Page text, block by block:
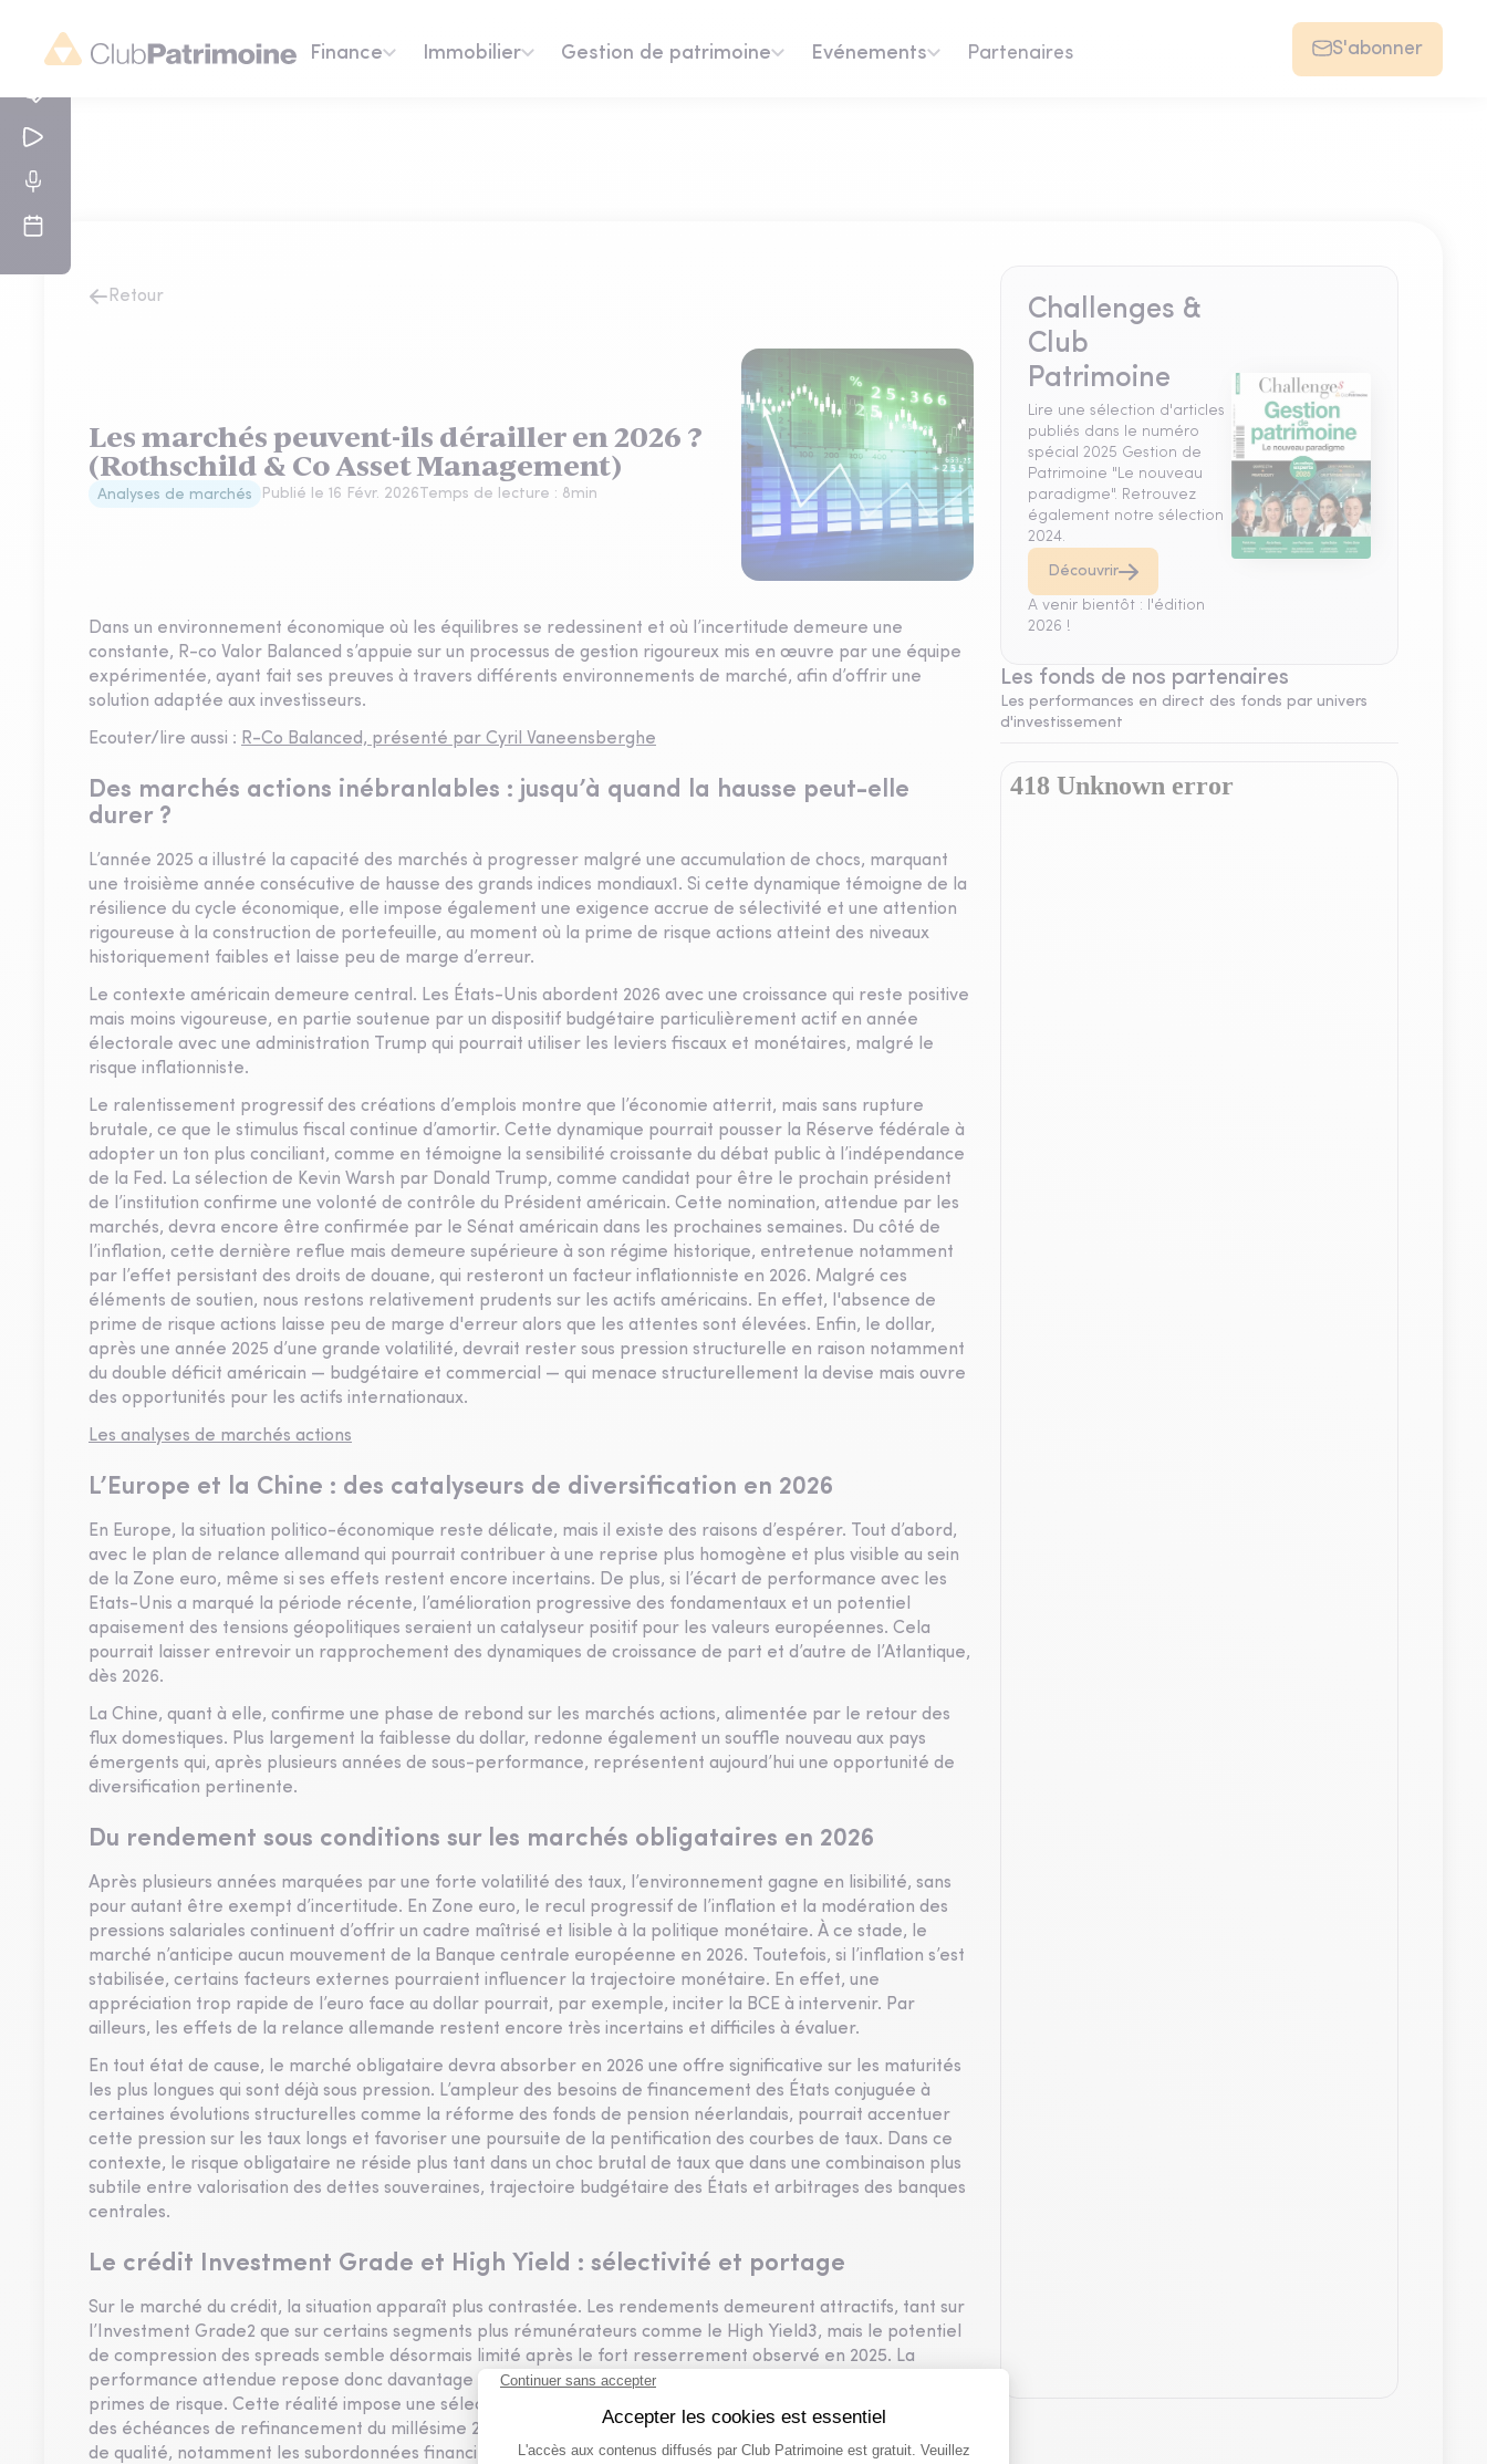
Finance Immobilier Gestion de patrimoine Evénements Partenaires S'abonner
Retour
Les marchés peuvent-ils dérailler en 2026 ?
(Rothschild & Co Asset Management)
Analyses de marchés Publié le 16 Févr. 2026Temps de lecture : 8min
Dans un environnement économique où les équilibres se redessinent et où l’incertitude demeure une
constante, R-co Valor Balanced s’appuie sur un processus de gestion rigoureux mis en œuvre par une équipe
expérimentée, ayant fait ses preuves à travers différents environnements de marché, afin d’offrir une
solution adaptée aux investisseurs.
Ecouter/lire aussi : R-Co Balanced, présenté par Cyril Vaneensberghe
Des marchés actions inébranlables : jusqu’à quand la hausse peut-elle
durer ?
L’année 2025 a illustré la capacité des marchés à progresser malgré une accumulation de chocs, marquant
une troisième année consécutive de hausse des grands indices mondiaux1. Si cette dynamique témoigne de la
résilience du cycle économique, elle impose également une exigence accrue de sélectivité et une attention
rigoureuse à la construction de portefeuille, au moment où la prime de risque actions atteint des niveaux
historiquement faibles et laisse peu de marge d’erreur.
Le contexte américain demeure central. Les États-Unis abordent 2026 avec une croissance qui reste positive
mais moins vigoureuse, en partie soutenue par un dispositif budgétaire particulièrement actif en année
électorale avec une administration Trump qui pourrait utiliser les leviers fiscaux et monétaires, malgré le
risque inflationniste.
Le ralentissement progressif des créations d’emplois montre que l’économie atterrit, mais sans rupture
brutale, ce que le stimulus fiscal continue d’amortir. Cette dynamique pourrait pousser la Réserve fédérale à
adopter un ton plus conciliant, comme en témoigne la sensibilité croissante du débat public à l’indépendance
de la Fed. La sélection de Kevin Warsh par Donald Trump, comme candidat pour être le prochain président
de l’institution confirme une volonté de contrôle du Président américain. Cette nomination, attendue par les
marchés, devra encore être confirmée par le Sénat américain dans les prochaines semaines. Du côté de
l’inflation, cette dernière reflue mais demeure supérieure à son régime historique, entretenue notamment
par l’effet persistant des droits de douane, qui resteront un facteur inflationniste en 2026. Malgré ces
éléments de soutien, nous restons relativement prudents sur les actifs américains. En effet, l'absence de
prime de risque actions laisse peu de marge d'erreur alors que les attentes sont élevées. Enfin, le dollar,
après une année 2025 d’une grande volatilité, devrait rester sous pression structurelle en raison notamment
du double déficit américain — budgétaire et commercial — qui menace structurellement la devise mais ouvre
des opportunités pour les actifs internationaux.
Les analyses de marchés actions
L’Europe et la Chine : des catalyseurs de diversification en 2026
En Europe, la situation politico-économique reste délicate, mais il existe des raisons d’espérer. Tout d’abord,
avec le plan de relance allemand qui pourrait contribuer à une reprise plus homogène et plus visible au sein
de la Zone euro, même si ses effets restent encore incertains. De plus, si l’écart de performance avec les
Etats-Unis a marqué la période récente, l’amélioration progressive des fondamentaux et un potentiel
apaisement des tensions géopolitiques seraient un catalyseur positif pour les valeurs européennes. Cela
pourrait laisser entrevoir un rapprochement des dynamiques de croissance de part et d’autre de l’Atlantique,
dès 2026.
La Chine, quant à elle, confirme une phase de rebond sur les marchés actions, alimentée par le retour des
flux domestiques. Plus largement la faiblesse du dollar, redonne également un souffle nouveau aux pays
émergents qui, après plusieurs années de sous-performance, représentent aujourd’hui une opportunité de
diversification pertinente.
Du rendement sous conditions sur les marchés obligataires en 2026
Après plusieurs années marquées par une forte volatilité des taux, l’environnement gagne en lisibilité, sans
pour autant être exempt d’incertitude. En Zone euro, le recul progressif de l’inflation et la modération des
pressions salariales continuent d’offrir un cadre maîtrisé et lisible à la politique monétaire. À ce stade, le
marché n’anticipe aucun mouvement de la Banque centrale européenne en 2026. Toutefois, si l’inflation s’est
stabilisée, certains facteurs externes pourraient influencer la trajectoire monétaire. En effet, une
appréciation trop rapide de l’euro face au dollar pourrait, par exemple, inciter la BCE à intervenir. Par
ailleurs, les effets de la relance allemande restent encore très incertains et difficiles à évaluer.
En tout état de cause, le marché obligataire devra absorber en 2026 une offre significative sur les maturités
les plus longues qui sont déjà sous pression. L’ampleur des besoins de financement des États conjuguée à
certaines évolutions structurelles comme la réforme des fonds de pension néerlandais, pourrait accentuer
cette pression sur les taux longs et favoriser une poursuite de la pentification des courbes de taux. Dans ce
contexte, le risque obligataire ne réside plus tant dans un choc brutal de taux que dans une combinaison plus
subtile entre valorisation des dettes souveraines, trajectoire budgétaire des États et arbitrages des banques
centrales.
Le crédit Investment Grade et High Yield : sélectivité et portage
Sur le marché du crédit, la situation apparaît plus contrastée. Les rendements demeurent attractifs, tant sur
l’Investment Grade2 que sur certains segments plus rémunérateurs comme le High Yield3, mais le potentiel
de compression des spreads semble désormais limité après le fort resserrement observé en 2025. La
performance attendue repose donc davantage sur le portage que sur une amélioration supplémentaire des
primes de risque. Cette réalité impose une sélectivité accrue, en particulier sur le High Yield, à l’approche
des échéances de refinancement du millésime 2021-2022. À l’inverse, certains segments du crédit européen
de qualité, notamment les subordonnées financières, continuent d’offrir des points d’entrée intéressants,
Challenges &
Club
Patrimoine
Lire une sélection d'articles
publiés dans le numéro
spécial 2025 Gestion de
Patrimoine "Le nouveau
paradigme". Retrouvez
également notre sélection
2024.
Découvrir
A venir bientôt : l'édition
2026 !
Les fonds de nos partenaires
Les performances en direct des fonds par univers
d'investissement